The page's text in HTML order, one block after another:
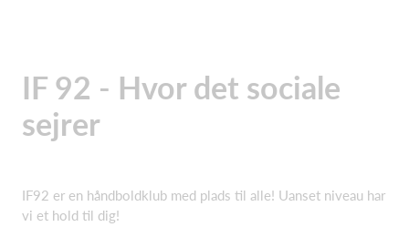
IF 92 - Hvor det sociale
sejrer
IF92 er en håndboldklub med plads til alle! Uanset niveau har
vi et hold til dig!